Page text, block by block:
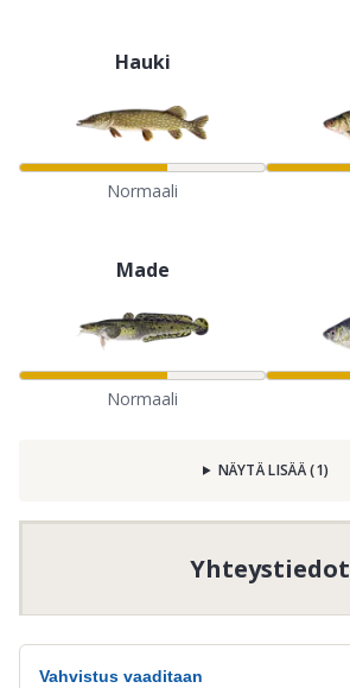
Hauki
Normaali
Made
Normaali
NÄYTÄ LISÄÄ(1)
Yhteystiedot
Vahvistus vaaditaan